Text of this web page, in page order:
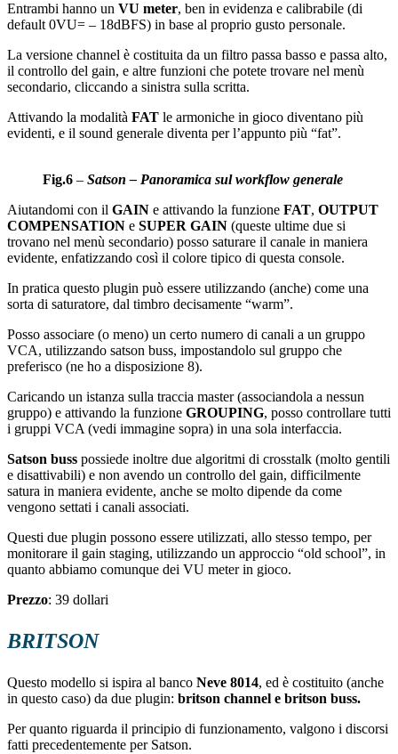
Entrambi hanno un VU meter, ben in evidenza e calibrabile (di
default 0VU= – 18dBFS) in base al proprio gusto personale.
La versione channel è costituita da un filtro passa basso e passa alto,
il controllo del gain, e altre funzioni che potete trovare nel menù
secondario, cliccando a sinistra sulla scritta.
Attivando la modalità FAT le armoniche in gioco diventano più
evidenti, e il sound generale diventa per l’appunto più “fat”.
Fig.6 – Satson – Panoramica sul workflow generale
Aiutandomi con il GAIN e attivando la funzione FAT, OUTPUT
COMPENSATION e SUPER GAIN (queste ultime due si
trovano nel menù secondario) posso saturare il canale in maniera
evidente, enfatizzando così il colore tipico di questa console.
In pratica questo plugin può essere utilizzando (anche) come una
sorta di saturatore, dal timbro decisamente “warm”.
Posso associare (o meno) un certo numero di canali a un gruppo
VCA, utilizzando satson buss, impostandolo sul gruppo che
preferisco (ne ho a disposizione 8).
Caricando un istanza sulla traccia master (associandola a nessun
gruppo) e attivando la funzione GROUPING, posso controllare tutti
i gruppi VCA (vedi immagine sopra) in una sola interfaccia.
Satson buss possiede inoltre due algoritmi di crosstalk (molto gentili
e disattivabili) e non avendo un controllo del gain, difficilmente
satura in maniera evidente, anche se molto dipende da come
vengono settati i canali associati.
Questi due plugin possono essere utilizzati, allo stesso tempo, per
monitorare il gain staging, utilizzando un approccio “old school”, in
quanto abbiamo comunque dei VU meter in gioco.
Prezzo: 39 dollari
BRITSON
Questo modello si ispira al banco Neve 8014, ed è costituito (anche
in questo caso) da due plugin: britson channel e britson buss.
Per quanto riguarda il principio di funzionamento, valgono i discorsi
fatti precedentemente per Satson.